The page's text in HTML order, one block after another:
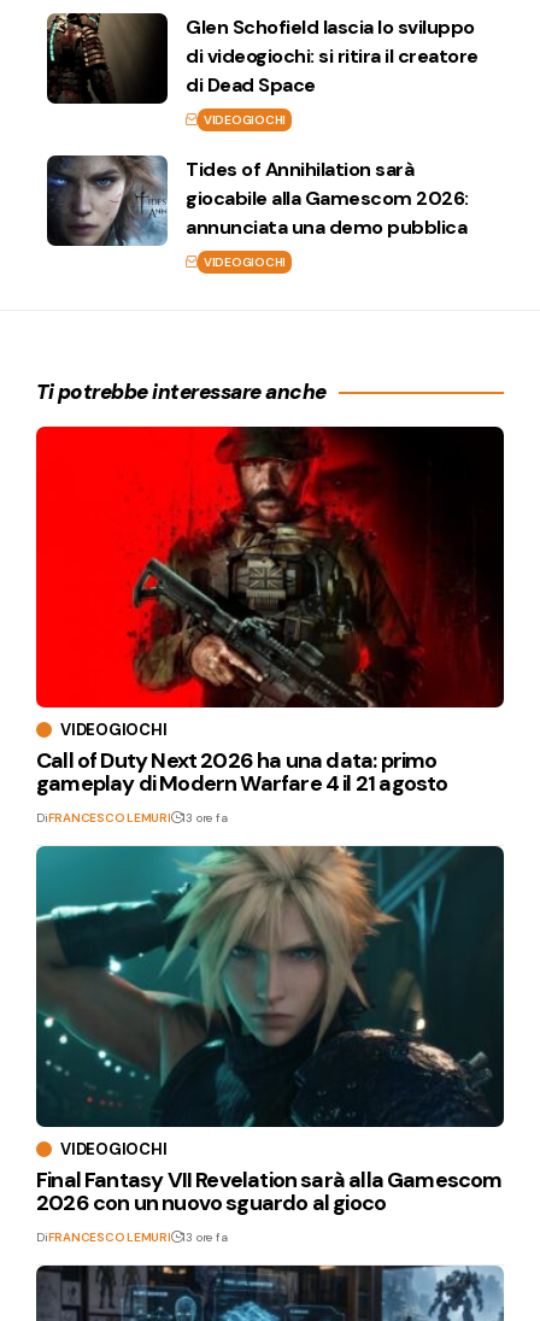
Glen Schofield lascia lo sviluppo
di videogiochi: si ritira il creatore
di Dead Space
VIDEOGIOCHI
Tides of Annihilation sarà
giocabile alla Gamescom 2026:
annunciata una demo pubblica
VIDEOGIOCHI
Ti potrebbe interessare anche
VIDEOGIOCHI
Call of Duty Next 2026 ha una data: primo
gameplay di Modern Warfare 4 il 21 agosto
DiFRANCESCO LEMURI 13 ore fa
VIDEOGIOCHI
Final Fantasy VII Revelation sarà alla Gamescom
2026 con un nuovo sguardo al gioco
DiFRANCESCO LEMURI 13 ore fa